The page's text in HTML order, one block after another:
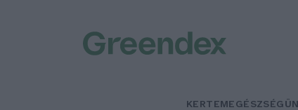
KERTEM